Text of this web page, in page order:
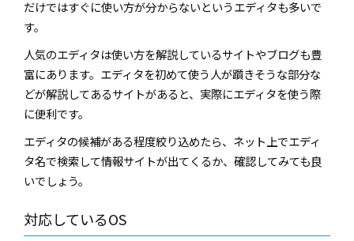
だけではすぐに使い方が分からないというエディタも多いで
す。
人気のエディタは使い方を解説しているサイトやブログも豊
富にあります。エディタを初めて使う人が躓きそうな部分な
どが解説してあるサイトがあると、実際にエディタを使う際
に便利です。
エディタの候補がある程度絞り込めたら、ネット上でエディ
タ名で検索して情報サイトが出てくるか、確認してみても良
いでしょう。
対応しているOS